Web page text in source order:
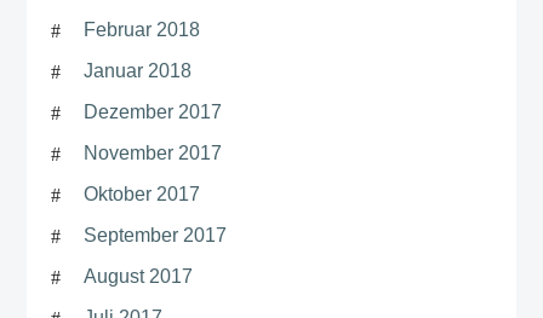
Februar 2018
Januar 2018
Dezember 2017
November 2017
Oktober 2017
September 2017
August 2017